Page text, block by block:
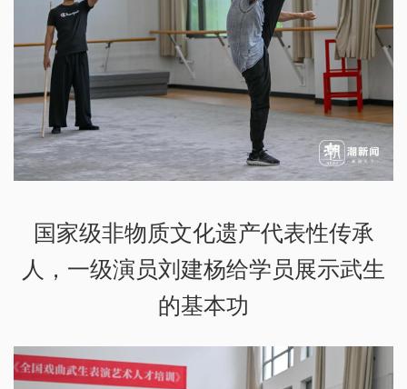
国家级非物质文化遗产代表性传承
人，一级演员刘建杨给学员展示武生
的基本功